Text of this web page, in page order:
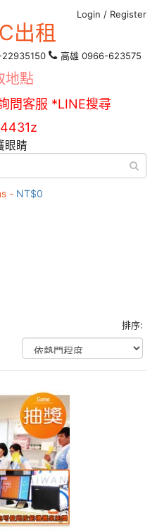
Login / Register
出租
高雄 0966-623575
地點
問客服 *LINE搜尋
眼睛
- NT$0
排序: